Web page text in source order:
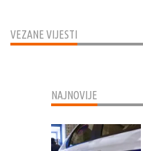
VEZANE VIJESTI
NAJNOVIJE